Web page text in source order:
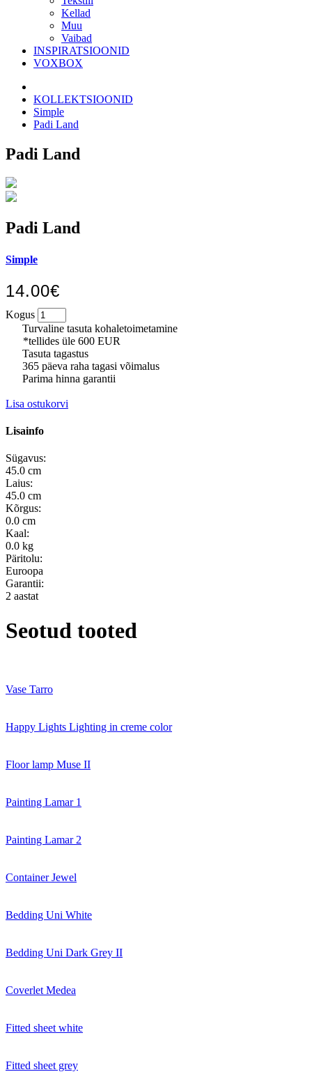
Kellad
Muu
Vaibad
INSPIRATSIOONID
VOXBOX
KOLLEKTSIOONID
Simple
Padi Land
Padi Land
Padi Land
Simple
14.00€
Kogus
Turvaline tasuta kohaletoimetamine
*tellides üle 600 EUR
Tasuta tagastus
365 päeva raha tagasi võimalus
Parima hinna garantii
Lisa ostukorvi
Lisainfo
Sügavus:
45.0 cm
Laius:
45.0 cm
Kõrgus:
0.0 cm
Kaal:
0.0 kg
Päritolu:
Euroopa
Garantii:
2 aastat
Seotud tooted
Vase Tarro
Happy Lights Lighting in creme color
Floor lamp Muse II
Painting Lamar 1
Painting Lamar 2
Container Jewel
Bedding Uni White
Bedding Uni Dark Grey II
Coverlet Medea
Fitted sheet white
Fitted sheet grey